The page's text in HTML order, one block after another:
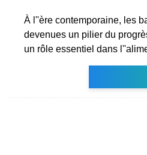
À l''ère contemporaine, les
devenues un pilier du
un rôle essentiel dans